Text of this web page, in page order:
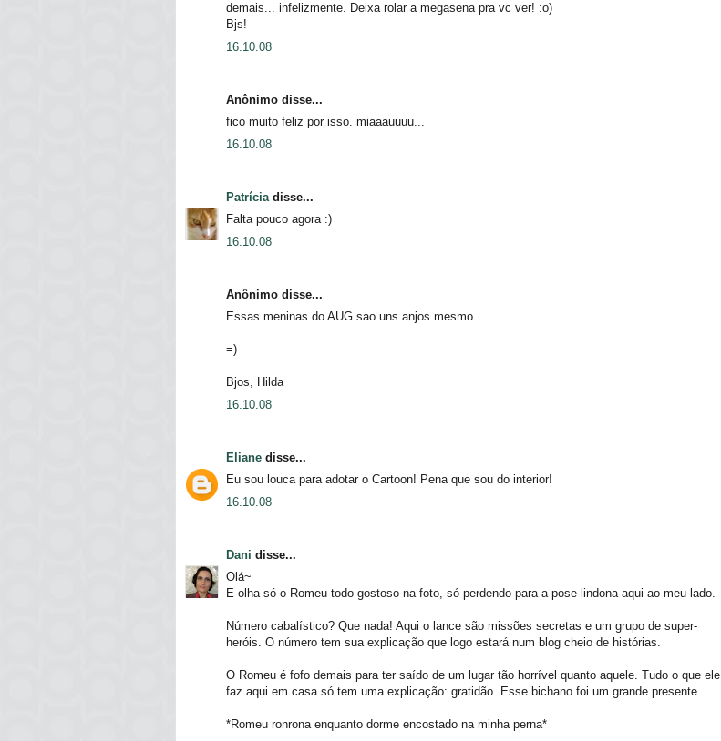
demais... infelizmente. Deixa rolar a megasena pra vc ver! :o)
Bjs!
16.10.08
Anônimo disse...
fico muito feliz por isso. miaaauuuu...
16.10.08
Patrícia disse...
Falta pouco agora :)
16.10.08
Anônimo disse...
Essas meninas do AUG sao uns anjos mesmo
=)
Bjos, Hilda
16.10.08
Eliane disse...
Eu sou louca para adotar o Cartoon! Pena que sou do interior!
16.10.08
Dani disse...
Olá~
E olha só o Romeu todo gostoso na foto, só perdendo para a pose lindona aqui ao meu lado.
Número cabalístico? Que nada! Aqui o lance são missões secretas e um grupo de super-
heróis. O número tem sua explicação que logo estará num blog cheio de histórias.
O Romeu é fofo demais para ter saído de um lugar tão horrível quanto aquele. Tudo o que ele
faz aqui em casa só tem uma explicação: gratidão. Esse bichano foi um grande presente.
*Romeu ronrona enquanto dorme encostado na minha perna*